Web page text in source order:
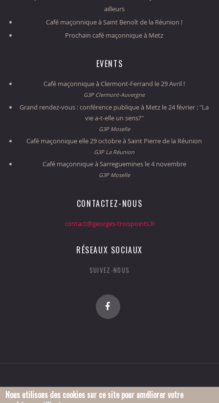
ailleurs
Café maçonnique à Saint Benoît de la Réunion !
Prochain café maçonnique à Metz
EVENTS
Café maçonnique à Clermont-Ferrand le 29 Avril !
G3P Clermont-Auvergne
Grand rendez-vous : conférence publique à Metz le 24 février : "La
vie a-t-elle un sens?"
G3P Moselle
Café maçonnique elle 29 octobre à Saint Pierre de la Réunion
G3P La Réunion
Café maçonnique à Sarreguemines le 4 novembre
G3P Moselle
CONTACTEZ-NOUS
contact@georges-troispoints.fr
RÉSEAUX SOCIAUX
SUIVEZ-NOUS
Nous utilisons des cookies sur ce site pour améliorer votre